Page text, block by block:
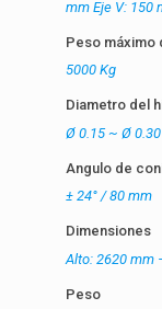
mm Eje V: 150
Peso máximo
5000 Kg
Diametro del
Ø 0.15 ~ Ø 0.30
Angulo de
± 24° / 80 mm
Dimensiones
Alto: 2620 mm
Peso